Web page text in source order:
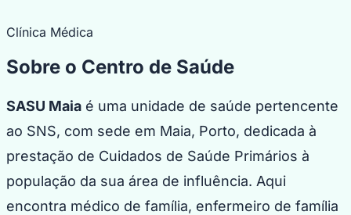
Clínica Médica
Sobre o Centro de Saúde
SASU Maia é uma unidade de saúde pertencente
ao SNS, com sede em Maia, Porto, dedicada à
prestação de Cuidados de Saúde Primários à
população da sua área de influência. Aqui
encontra médico de família, enfermeiro de família